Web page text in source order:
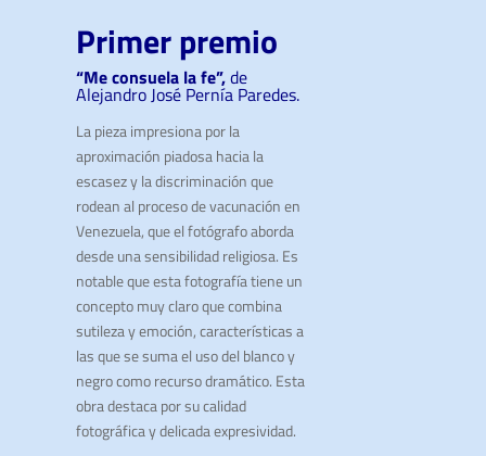
Primer premio
“Me consuela la fe”,de
Alejandro José Pernía Paredes.
La pieza impresiona por la
aproximación piadosa hacia la
escasez y la discriminación que
rodean al proceso de vacunación en
Venezuela, que el fotógrafo aborda
desde una sensibilidad religiosa. Es
notable que esta fotografía tiene un
concepto muy claro que combina
sutileza y emoción, características a
las que se suma el uso del blanco y
negro como recurso dramático. Esta
obra destaca por su calidad
fotográfica y delicada expresividad.